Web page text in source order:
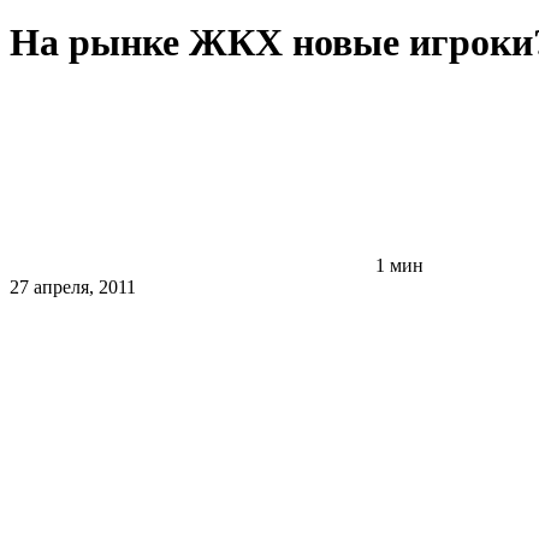
На рынке ЖКХ новые
1 мин
27 апреля, 2011